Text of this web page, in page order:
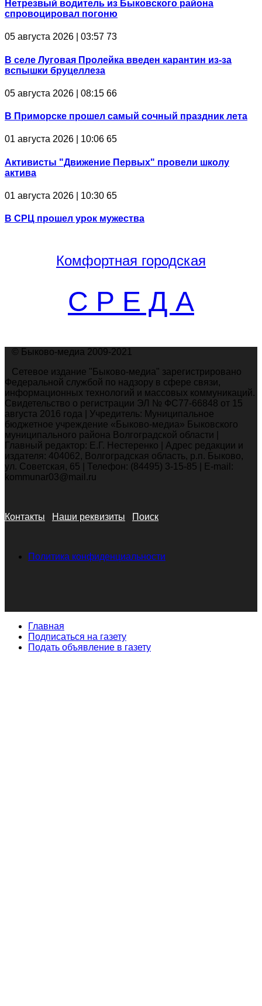
Нетрезвый водитель из Быковского района
спровоцировал погоню
05 августа 2026 | 03:57 73
В селе Луговая Пролейка введен карантин из-за
вспышки бруцеллеза
05 августа 2026 | 08:15 66
В Приморске прошел самый сочный праздник лета
01 августа 2026 | 10:06 65
Активисты "Движение Первых" провели школу
актива
01 августа 2026 | 10:30 65
В СРЦ прошел урок мужества
Комфортная городская
С Р Е Д А
© Быково-медиа 2009-2021
Сетевое издание "Быково-медиа" зарегистрировано
Федеральной службой по надзору в сфере связи,
информационных технологий и массовых коммуникаций.
Свидетельство о регистрации ЭЛ № ФС77-66848 от 15
августа 2016 года | Учредитель: Муниципальное
бюджетное учреждение «Быково-медиа» Быковского
муниципального района Волгоградской области |
Главный редактор: Е.Г. Нестеренко | Адрес редакции и
издателя: 404062, Волгоградская область, р.п. Быково,
ул. Советская, 65 | Телефон: (84495) 3-15-85 | E-mail:
kommunar03@mail.ru
Контакты Наши реквизиты Поиск
Политика конфиденциальности
Главная
Подписаться на газету
Подать объявление в газету